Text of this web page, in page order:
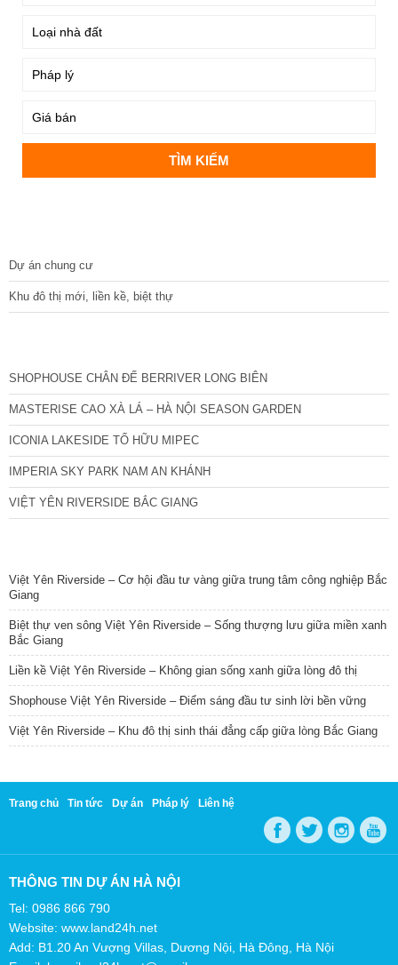
Dự án chung cư
Khu đô thị mới, liền kề, biệt thự
SHOPHOUSE CHÂN ĐẾ BERRIVER LONG BIÊN
MASTERISE CAO XÀ LÁ – HÀ NỘI SEASON GARDEN
ICONIA LAKESIDE TỐ HỮU MIPEC
IMPERIA SKY PARK NAM AN KHÁNH
VIỆT YÊN RIVERSIDE BẮC GIANG
Việt Yên Riverside – Cơ hội đầu tư vàng giữa trung tâm công nghiệp Bắc
Giang
Biệt thự ven sông Việt Yên Riverside – Sống thượng lưu giữa miền xanh
Bắc Giang
Liền kề Việt Yên Riverside – Không gian sống xanh giữa lòng đô thị
Shophouse Việt Yên Riverside – Điểm sáng đầu tư sinh lời bền vững
Việt Yên Riverside – Khu đô thị sinh thái đẳng cấp giữa lòng Bắc Giang
Trang chủ Tin tức Dự án Pháp lý Liên hệ
THÔNG TIN DỰ ÁN HÀ NỘI
Tel: 0986 866 790
Website: www.land24h.net
Add: B1.20 An Vượng Villas, Dương Nội, Hà Đông, Hà Nội